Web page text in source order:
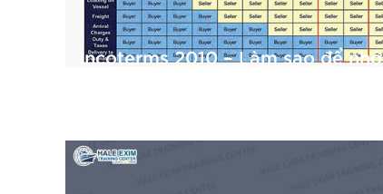
Incoterms 2010 – Làm sao để nhớ